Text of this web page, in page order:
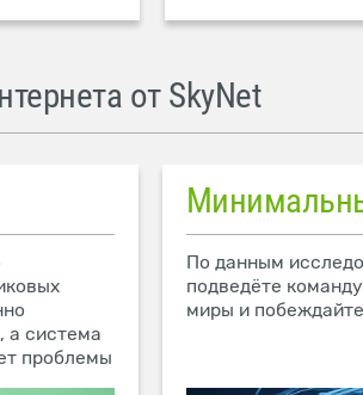
от SkyNet
а система
проблемы
По данным
подведёте
миры и